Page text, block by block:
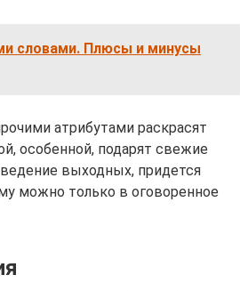
словами. Плюсы и минусы
атрибутами раскрасят
особенной, подарят свежие
выходных, придется
можно только в оговоренное